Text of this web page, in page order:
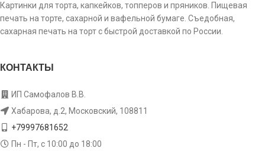
Картинки для торта, капкейков, топперов и пряников. Пищевая
печать на торте, сахарной и вафельной бумаге. Съедобная,
сахарная печать на торт с быстрой доставкой по России.
КОНТАКТЫ
ИП Самофалов В.В.
Хабарова, д.2, Московский, 108811
+79997681652
Пн - Пт, с 10:00 до 18:00